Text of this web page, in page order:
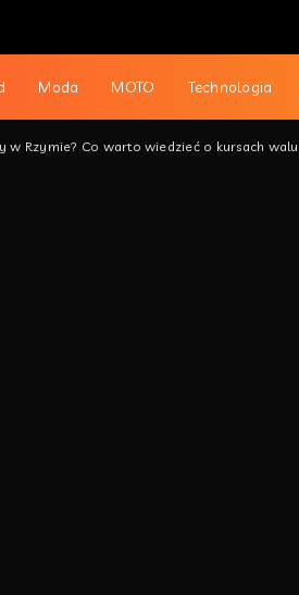
Moda MOTO Technologia
w Rzymie? Co warto wiedzieć o kursach